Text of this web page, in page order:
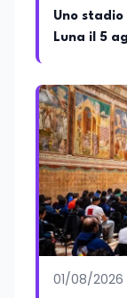
Uno
Luna il 5
01/08/2026